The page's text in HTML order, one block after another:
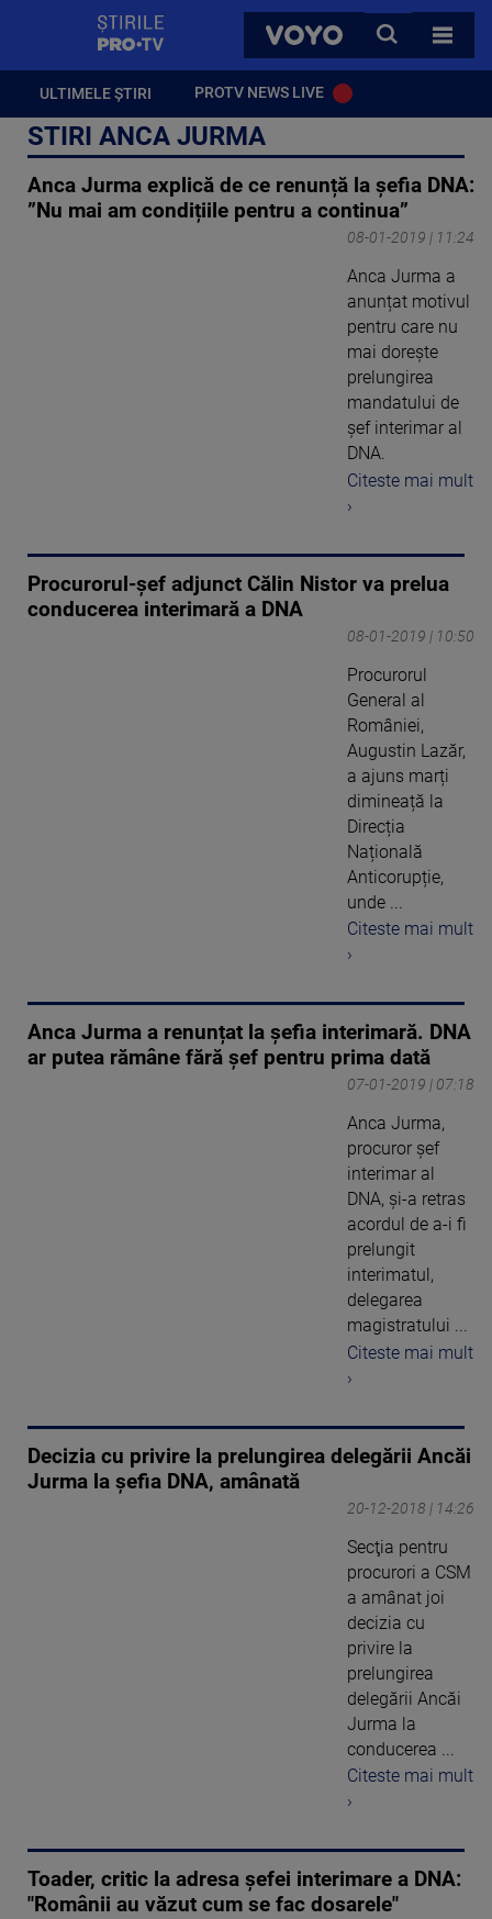
VOYO
CAUTA
TOATE
ULTIMELE ȘTIRI PROTV NEWS LIVE
STIRI ANCA JURMA
Anca Jurma explică de ce renunță la șefia DNA:
”Nu mai am condițiile pentru a continua”
08-01-2019 | 11:24
Anca Jurma a
anunțat motivul
pentru care nu
mai doreşte
prelungirea
mandatului de
şef interimar al
DNA.
Citeste mai mult
›
Procurorul-şef adjunct Călin Nistor va prelua
conducerea interimară a DNA
08-01-2019 | 10:50
Procurorul
General al
României,
Augustin Lazăr,
a ajuns marți
dimineață la
Direcția
Națională
Anticorupție,
unde ...
Citeste mai mult
›
Anca Jurma a renunțat la șefia interimară. DNA
ar putea rămâne fără șef pentru prima dată
07-01-2019 | 07:18
Anca Jurma,
procuror șef
interimar al
DNA, și-a retras
acordul de a-i fi
prelungit
interimatul,
delegarea
magistratului ...
Citeste mai mult
›
Decizia cu privire la prelungirea delegării Ancăi
Jurma la șefia DNA, amânată
20-12-2018 | 14:26
Secţia pentru
procurori a CSM
a amânat joi
decizia cu
privire la
prelungirea
delegării Ancăi
Jurma la
conducerea ...
Citeste mai mult
›
Toader, critic la adresa şefei interimare a DNA:
"Românii au văzut cum se fac dosarele"